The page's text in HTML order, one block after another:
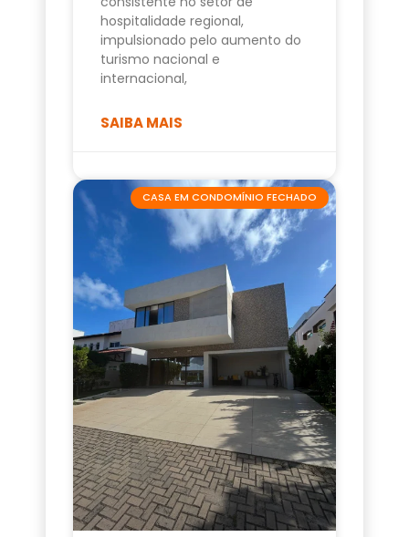
hospitalidade regional,
impulsionado pelo aumento do
turismo nacional e
internacional,
SAIBA MAIS
CASA EM CONDOMÍNIO FECHADO